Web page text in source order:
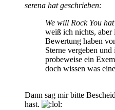
serena hat geschrieben:
We will Rock You
weiß ich nichts, aber
Bewertung haben
Sterne vergeben
probeweise ein
doch wissen was
Dann sag mir bitte
hast.